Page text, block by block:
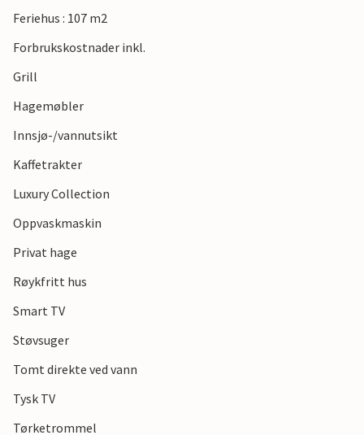
Feriehus : 107 m2
Forbrukskostnader inkl.
Grill
Hagemøbler
Innsjø-/vannutsikt
Kaffetrakter
Luxury Collection
Oppvaskmaskin
Privat hage
Røykfritt hus
Smart TV
Støvsuger
Tomt direkte ved vann
Tysk TV
Tørketrommel